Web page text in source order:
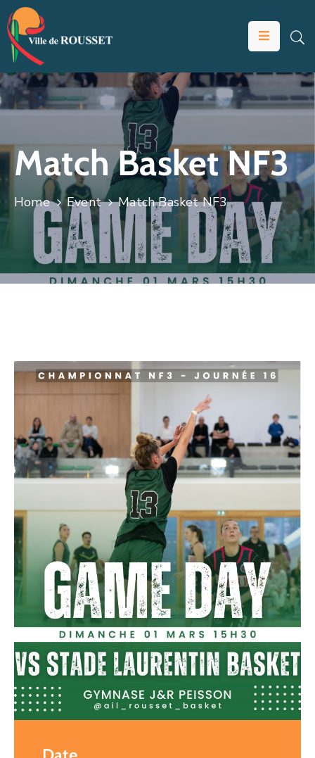
VOTRE
MAIRIE
VIVRE
ROUSSET
ÉDUCATION
JEUNESSE
SOLIDARITÉS
ÉCONOMIE
SPORTS
Match Basket NF3
Home Event Match Basket NF3